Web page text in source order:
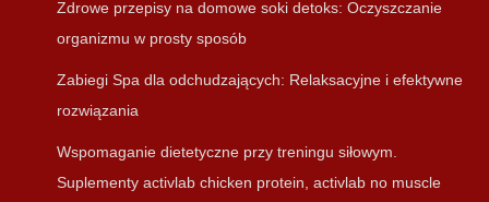
Zdrowe przepisy na domowe soki detoks: Oczyszczanie
organizmu w prosty sposób
Zabiegi Spa dla odchudzających: Relaksacyjne i efektywne
rozwiązania
Wspomaganie dietetyczne przy treningu siłowym.
Suplementy activlab chicken protein, activlab no muscle